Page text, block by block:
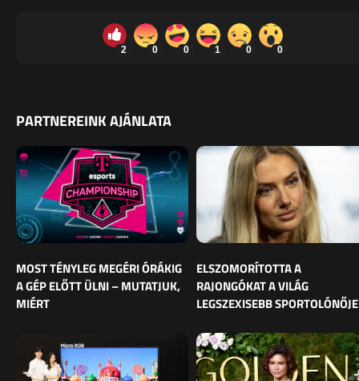
2 0 0 1 0 0
PARTNEREINK AJÁNLATA
MOST TÉNYLEG MEGÉRI ÓRÁKIG
A GÉP ELŐTT ÜLNI – MUTATJUK,
MIÉRT
ELSZOMORÍTOTTA A
RAJONGÓKAT A VILÁG
LEGSZEXISEBB SPORTOLÓNŐJE